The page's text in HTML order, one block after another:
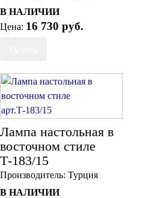
В НАЛИЧИИ
Цена: 16 730 руб.
Лампа настольная в
восточном стиле
Т-183/15
Производитель: Турция
В НАЛИЧИИ